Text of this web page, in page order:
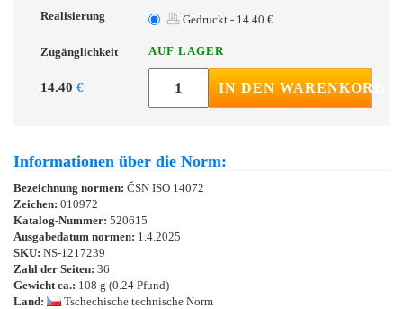
Realisierung
Gedruckt - 14.40 €
Zugänglichkeit AUF LAGER
14.40 € IN DEN WARENKORB
Informationen über die Norm:
Bezeichnung normen: ČSN ISO 14072
Zeichen: 010972
Katalog-Nummer: 520615
Ausgabedatum normen: 1.4.2025
SKU: NS-1217239
Zahl der Seiten: 36
Gewicht ca.: 108 g (0.24 Pfund)
Land:
Tschechische technische Norm